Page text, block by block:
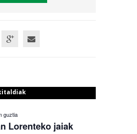
guztia
Lorenteko jaiak